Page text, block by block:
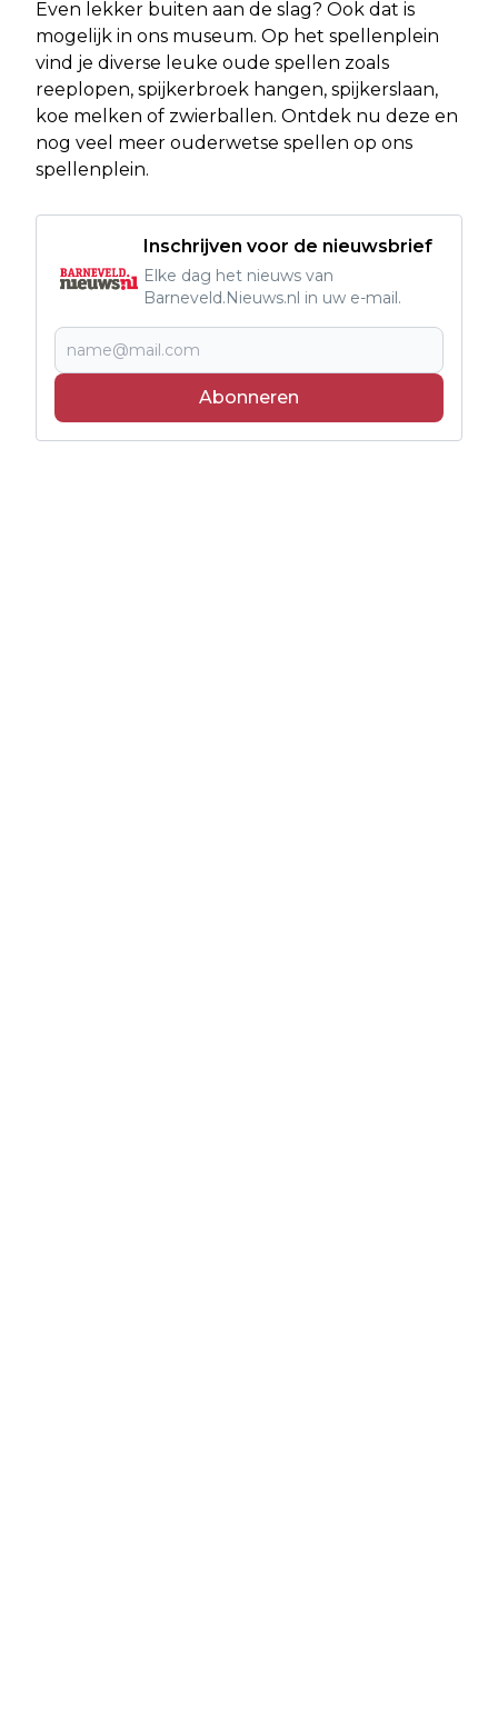
Even lekker buiten aan de slag? Ook dat is
mogelijk in ons museum. Op het spellenplein
vind je diverse leuke oude spellen zoals
reeplopen, spijkerbroek hangen, spijkerslaan,
koe melken of zwierballen. Ontdek nu deze en
nog veel meer ouderwetse spellen op ons
spellenplein.
Inschrijven voor de nieuwsbrief
Elke dag het nieuws van
Barneveld.Nieuws.nl in uw e-mail.
Abonneren